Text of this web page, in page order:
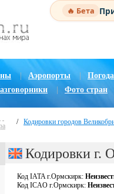
🔥 Бета
| Аэропорты Погода
Фото стран
/ Кодировки городов
Кодировки г.
Код IATA г.Ормскирк:
Код ICAO г.Ормскирк: